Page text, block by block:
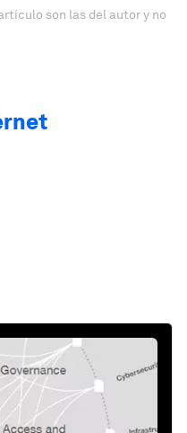
son las del autor y no